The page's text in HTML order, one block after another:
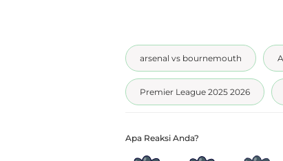
arsenal vs bournemouth
Premier League 2025 2026